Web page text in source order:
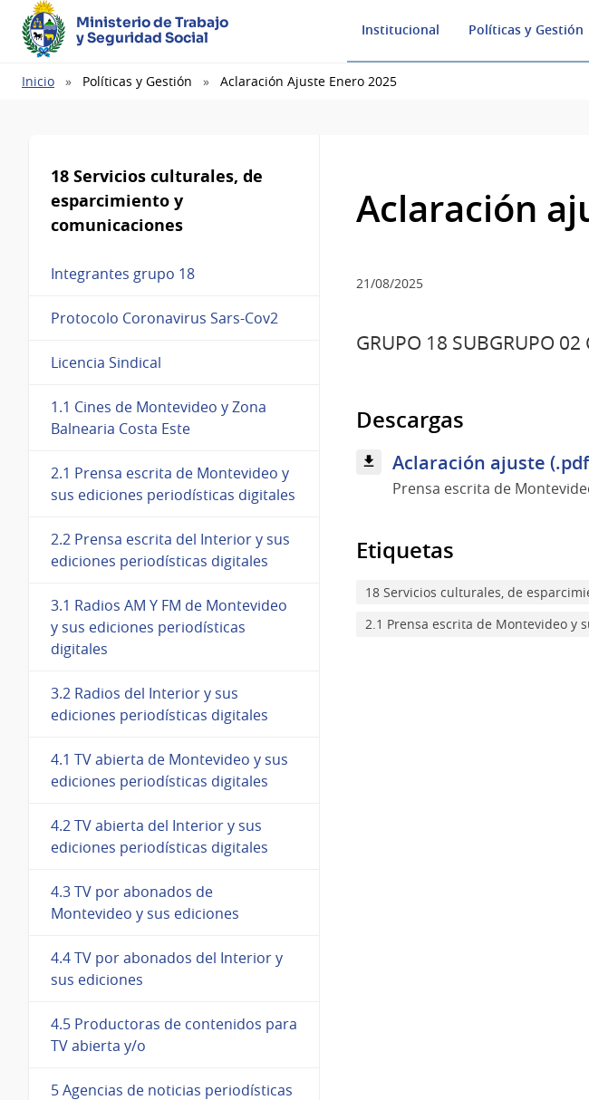
Ministerio de Trabajo
y Seguridad Social
Institucional Políticas y Gestión
Ruta
Inicio Políticas y Gestión Aclaración Ajuste Enero 2025
18 Servicios culturales, de
esparcimiento y
comunicaciones
Integrantes grupo 18
Protocolo Coronavirus Sars-Cov2
Licencia Sindical
1.1 Cines de Montevideo y Zona
Balnearia Costa Este
2.1 Prensa escrita de Montevideo y
sus ediciones periodísticas digitales
2.2 Prensa escrita del Interior y sus
ediciones periodísticas digitales
3.1 Radios AM Y FM de Montevideo
y sus ediciones periodísticas
digitales
3.2 Radios del Interior y sus
ediciones periodísticas digitales
4.1 TV abierta de Montevideo y sus
ediciones periodísticas digitales
4.2 TV abierta del Interior y sus
ediciones periodísticas digitales
4.3 TV por abonados de
Montevideo y sus ediciones
4.4 TV por abonados del Interior y
sus ediciones
4.5 Productoras de contenidos para
TV abierta y/o
5 Agencias de noticias periodísticas
Aclaración
21/08/2025
GRUPO 18 SUBGRUPO 02
Descargas
Aclaración ajuste
Prensa escrita de
Etiquetas
18 Servicios culturales, de
2.1 Prensa escrita de Montevideo y